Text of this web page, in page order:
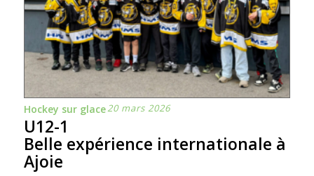
Hockey sur glace20 mars 2026
U12-1
Belle expérience internationale à
Ajoie